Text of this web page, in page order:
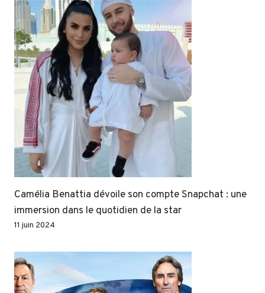
Camélia Benattia dévoile son compte Snapchat : une
immersion dans le quotidien de la star
11 juin 2024